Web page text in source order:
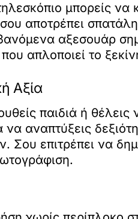
μπορείς να
αποτρέπει
αξεσουάρ
απλοποιεί το
Αξία
παιδιά ή θέλεις
να αναπτύξεις
Σου επιτρέπει να